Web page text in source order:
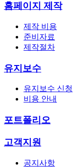
홈페이지 제작
제작 비용
준비자료
제작절차
유지보수
유지보수 신청
비용 안내
포트폴리오
고객지원
공지사항